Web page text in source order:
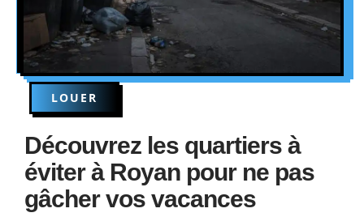
LOUER
Découvrez les quartiers à
éviter à Royan pour ne pas
gâcher vos vacances